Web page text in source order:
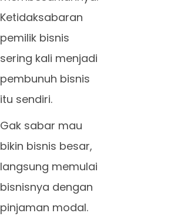
Ketidaksabaran
pemilik bisnis
sering kali menjadi
pembunuh bisnis
itu sendiri.
Gak sabar mau
bikin bisnis besar,
langsung memulai
bisnisnya dengan
pinjaman modal.